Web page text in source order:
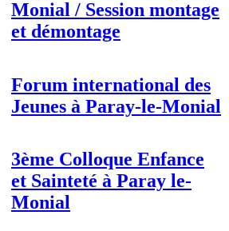
Monial / Session montage
et démontage
Forum international des
Jeunes à Paray-le-Monial
3ème Colloque Enfance
et Sainteté à Paray le-
Monial